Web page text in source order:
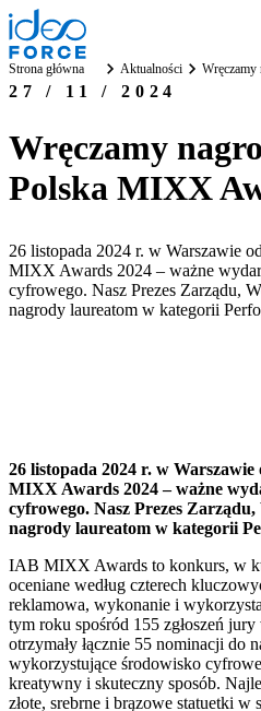
Strona główna
Aktualności
27 / 11 / 2024
Wręczamy
Polska MIXX
26 listopada 2024 r. w Warszawie
MIXX Awards 2024 – ważne
cyfrowego. Nasz Prezes Zarządu,
nagrody laureatom w kategorii
26 listopada 2024 r. w Warszawie
MIXX Awards 2024 – ważne
cyfrowego. Nasz Prezes
nagrody laureatom w kategorii
IAB MIXX Awards to konkurs, w
oceniane według czterech
reklamowa, wykonanie i
tym roku spośród 155 zgłoszeń
otrzymały łącznie 55 nominacji do
wykorzystujące środowisko
kreatywny i skuteczny sposób.
złote, srebrne i brązowe statuetki w